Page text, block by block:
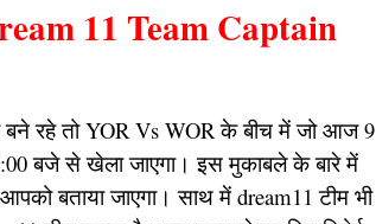
11 Team Captain
रहे तो YOR Vs WOR के बीच में जो आज 9
बजे से खेला जाएगा। इस मुकाबले के बारे में
बताया जाएगा। साथ में dream11 टीम भी